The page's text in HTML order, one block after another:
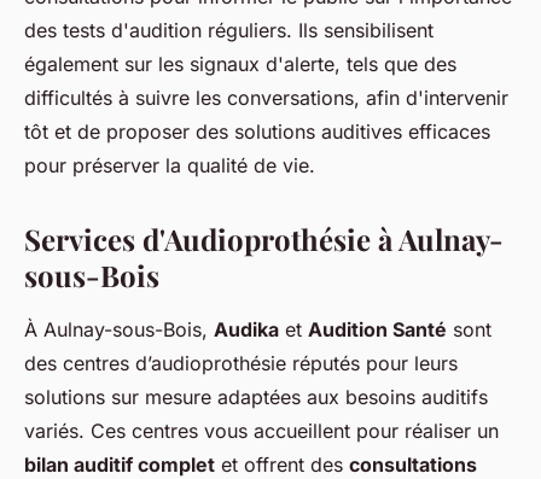
des tests d'audition réguliers. Ils sensibilisent
également sur les signaux d'alerte, tels que des
difficultés à suivre les conversations, afin d'intervenir
tôt et de proposer des solutions auditives efficaces
pour préserver la qualité de vie.
Services d'Audioprothésie à Aulnay-
sous-Bois
À Aulnay-sous-Bois, Audika et Audition Santé sont
des centres d’audioprothésie réputés pour leurs
solutions sur mesure adaptées aux besoins auditifs
variés. Ces centres vous accueillent pour réaliser un
bilan auditif complet et offrent des consultations